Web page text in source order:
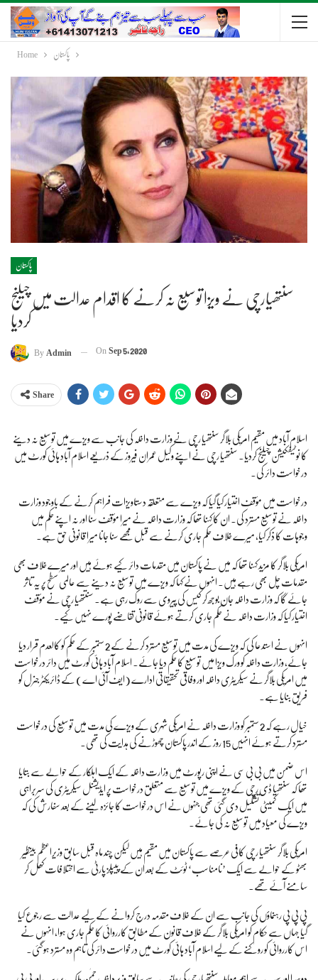
Home پاکستان
پاکستان
سنتھیارچی نے ویزا توسیع نہ کرنے کا اقدام عدالت میں چیلنج
کردیا
ByAdmin OnSep 5, 2020
Share
اسلام آباد میں مقیم امریکی بلاگر سنتھیا رچی نے وزارت داخلہ کی جانب سے ویزے میں توسیع نہ دینے
کا نوٹیفکیشن چیلنج کردیا۔ سنتھیا رچی نے اپنے وکیل عمران فیروز کے ذریعے اسلام آباد ہائی کورٹ میں
درخواست دائر کی۔
درخواست میں مؤقف اختیار کیا گیا کہ ویزے سے متعلقہ دستاویزات فراہم کرنے کے باوجود وزارت
داخلہ نے توسیع مسترد کی۔ ان کا کہنا تھا کہ وزارت داخلہ نے میرا مؤقف سنا اور نہ اپنے حکم میں
وجوہات کا ذکر کیا، میرے خلاف حکم جاری کرنے سے قبل مجھے سنا جانا میرا قانونی حق ہے۔
امریکی بلاگر کا مزید کہنا تھا کہ میں نے پاکستان میں مقدمات دائر کیے ہوئے ہیں اور میرے خلاف بھی
مقدمات چل بھی رہے ہیں۔ انہوں نے کہا کہ ویزے میں توسیع نہ دینے سے عالمی سطح پر یہ تاثر
جائے گا کہ وزارت داخلہ جان بوجھ کر کیس کی پیروی سے روک رہی ہے۔ سنتتھیا رچی نے مؤقف
اختیار کیا کہ وزارت داخلہ نے حکم جاری کرتے ہوئے قانونی تقاضے پورے نہیں کیے۔
انہوں نے استدعا کی کہ ویزے کی مدت میں توسیع مسترد کرنے کے 2 ستمبر کے حکم کو کالعدم قرار دیا
جائے، وزارت داخلہ کو ورک ویزا میں توسیع کا حکم دیا جائے۔ اسلام آباد ہائی کورٹ میں دائر درخواست
میں امریکی بلاگر نے سیکریٹری داخلہ اور وفاقی تحقیقاتی ادارے (ایف آئی اے) کے ڈائریکٹر جنرل کو
فریق بنایا ہے۔
خیال رہے کہ 2 ستمبر کو وزارت داخلہ نے امریکی شہری کے ویزے کی مدت میں توسیع کی درخواست
مسترد کرتے ہوئے انہیں 15 روز کے اندر پاکستان چھوڑنے کی ہدایت کی تھی۔
اس ضمن میں بی بی سی نے اپنی رپورٹ میں وزارت داخلہ کے ایک اہلکار کے حوالے سے بتایا
تھا کہ سنتھیا ڈی رچی کے ویزے میں توسیع سے متعلق درخواست پر ایڈیشنل سیکریٹری کی سربراہی
میں ایک کمیٹی تشکیل دی گئی تھی جنہوں نے اس درخواست کا جائزہ لینے کے بعد سفارش کی کہ
ویزے کی معیاد میں توسیع نہ کی جائے۔
امریکی بلاگر سنتھیا رچی کافی عرصے سے پاکستان میں مقیم ہیں لیکن چند ماہ قبل سابق وزیراعظم بینظیر
بھٹو کے حوالے سے ایک ’نامناسب‘ ٹوئٹ کے بعد ان کے پیپلز پارٹی سے اختلافات کھل کر
سامنے آئے تھے۔
پی پی پی رہنماؤں کی جانب سے ان کے خلاف مقدمہ درج کروانے کے لیے عدالت سے رجوع کیا
گیا جہاں سے حکام کو امریکی بلاگر کے خلاف قانون کے مطابق کارروائی کا حکم جاری ہوا، انہوں نے
اس کارروائی کو روکنے کے لیے اسلام آباد ہائی کورٹ میں درخواست دائر کی تاہم وہ مسترد ہوگئی۔